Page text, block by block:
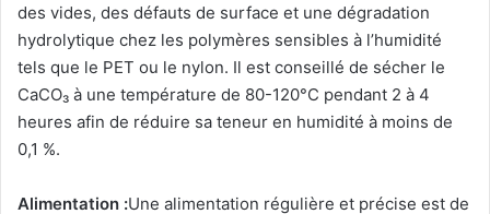
des vides, des défauts de surface et une dégradation
hydrolytique chez les polymères sensibles à l’humidité
tels que le PET ou le nylon. Il est conseillé de sécher le
CaCO₃ à une température de 80-120°C pendant 2 à 4
heures afin de réduire sa teneur en humidité à moins de
0,1 %.
Alimentation :Une alimentation régulière et précise est de